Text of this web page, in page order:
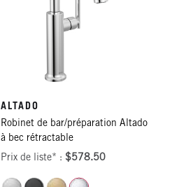
ALTADO
Robinet de bar/préparation Altado
à bec rétractable
Prix de liste* : $578.50